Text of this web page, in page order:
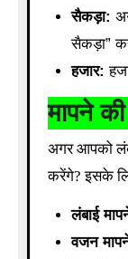
सैकड़ा:
सैकड़ा”
हजार:
मापने
अगर आपको
करेंगे? इसके
लंबाई
वजन